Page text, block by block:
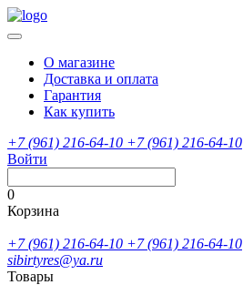
О магазине
Доставка и оплата
Гарантия
Как купить
+7 (961) 216-64-10 +7 (961) 216-64-10
Войти
0
Корзина
+7 (961) 216-64-10 +7 (961) 216-64-10
sibirtyres@ya.ru
Товары